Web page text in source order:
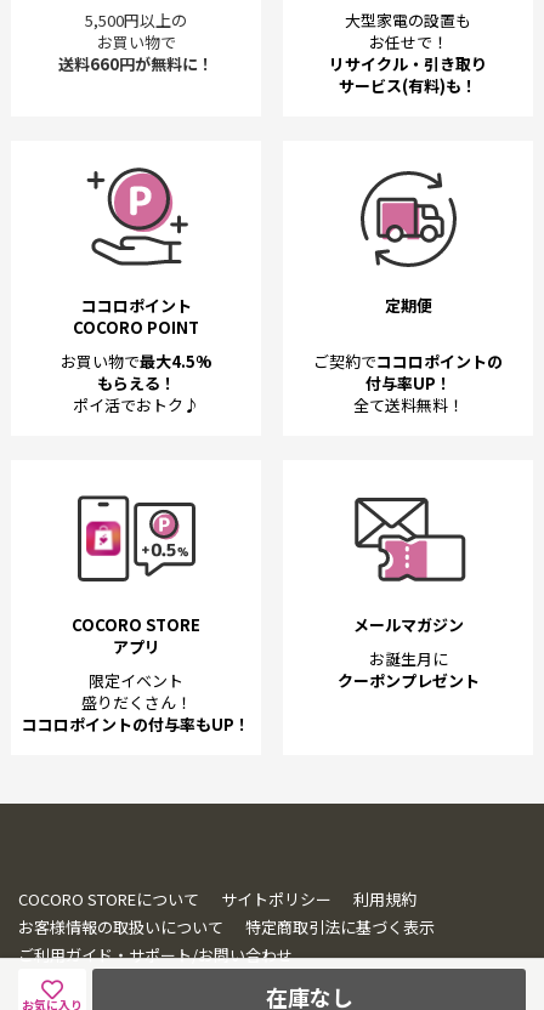
在庫なし
お気に入り
5,500円以上の
お買い物で
送料660円が無料に！
大型家電の設置も
お任せで！
リサイクル・引き取り
サービス(有料)も！
ココロポイント
COCORO POINT
お買い物で最大4.5%
もらえる！
ポイ活でおトク♪
定期便
ご契約でココロポイントの
付与率UP！
全て送料無料！
COCORO STORE
アプリ
限定イベント
盛りだくさん！
ココロポイントの付与率もUP！
メールマガジン
お誕生月に
クーポンプレゼント
COCORO STOREについて サイトポリシー
利用規約
お客様情報の取扱いについて
特定商取引法に基づく表示
ご利用ガイド・サポート/お問い合わせ